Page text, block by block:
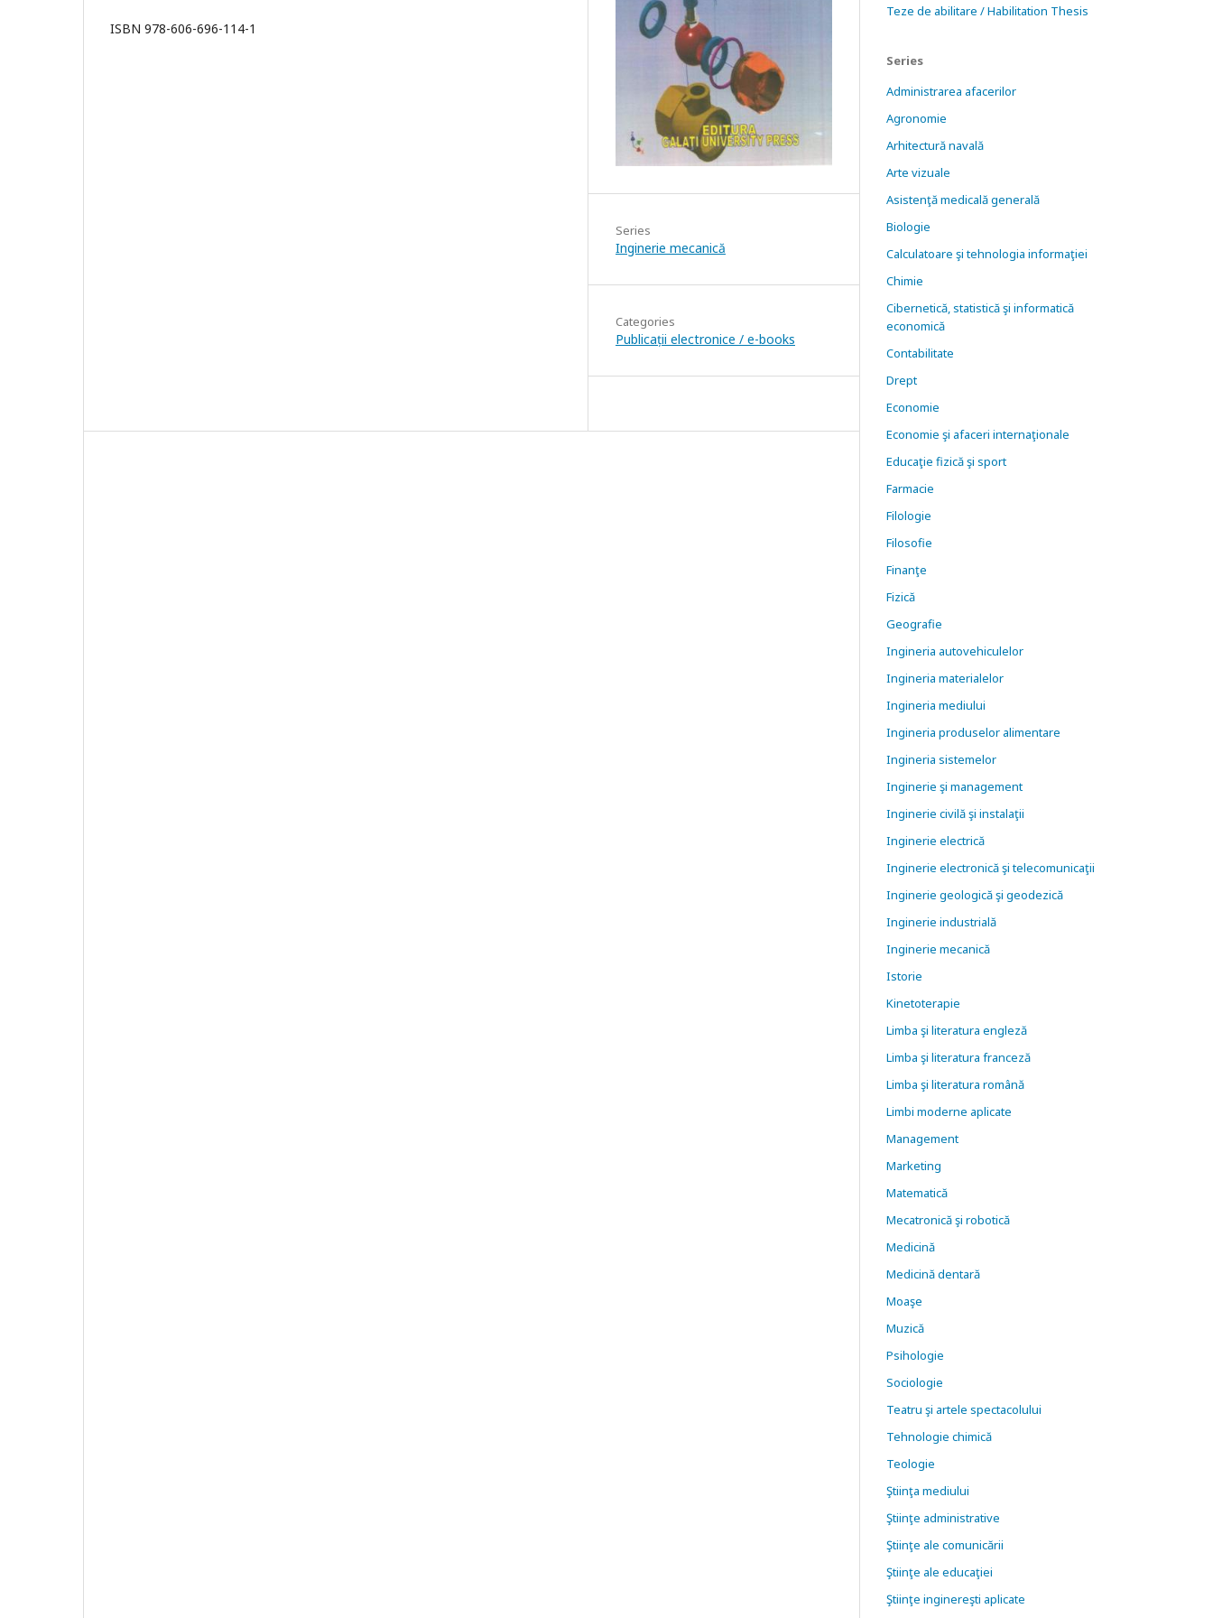
ISBN 978-606-696-114-1
Series
Inginerie mecanică
Categories
Publicații electronice / e-books
Teze de abilitare / Habilitation Thesis
Series
Administrarea afacerilor
Agronomie
Arhitectură navală
Arte vizuale
Asistenţă medicală generală
Biologie
Calculatoare şi tehnologia informaţiei
Chimie
Cibernetică, statistică şi informatică
economică
Contabilitate
Drept
Economie
Economie şi afaceri internaţionale
Educaţie fizică şi sport
Farmacie
Filologie
Filosofie
Finanţe
Fizică
Geografie
Ingineria autovehiculelor
Ingineria materialelor
Ingineria mediului
Ingineria produselor alimentare
Ingineria sistemelor
Inginerie şi management
Inginerie civilă şi instalaţii
Inginerie electrică
Inginerie electronică şi telecomunicaţii
Inginerie geologică şi geodezică
Inginerie industrială
Inginerie mecanică
Istorie
Kinetoterapie
Limba şi literatura engleză
Limba şi literatura franceză
Limba şi literatura română
Limbi moderne aplicate
Management
Marketing
Matematică
Mecatronică şi robotică
Medicină
Medicină dentară
Moaşe
Muzică
Psihologie
Sociologie
Teatru şi artele spectacolului
Tehnologie chimică
Teologie
Ştiinţa mediului
Ştiinţe administrative
Ştiinţe ale comunicării
Ştiinţe ale educaţiei
Ştiinţe inginereşti aplicate